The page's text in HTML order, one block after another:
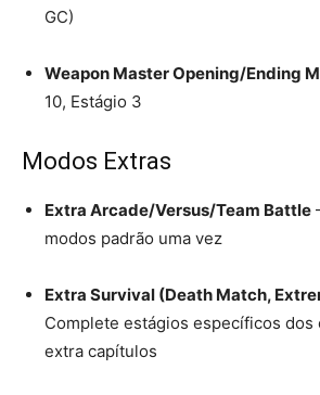
GC)
Weapon Master Opening/Ending
10, Estágio 3
Modos Extras
Extra Arcade/Versus/Team Battle
modos padrão uma vez
Extra Survival (Death Match,
Complete estágios específicos dos
extra capítulos